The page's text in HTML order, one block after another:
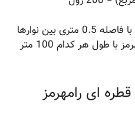
بنابراین، برای یک هکتار زمین با فاصله 0.5 متری بین نوارها
نیاز به 200 رول نوار تیپ رامهرمز با طول هر کدام 100 متر
ای رامهرمز